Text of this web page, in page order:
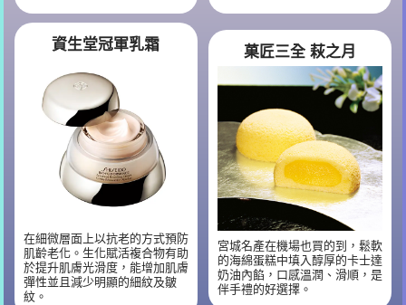
資生堂冠軍乳霜
在細微層面上以抗老的方式預防
肌齡老化。生化賦活複合物有助
於提升肌膚光滑度，能增加肌膚
彈性並且減少明顯的細紋及皺
紋。
菓匠三全 萩之月
宮城名產在機場也買的到，鬆軟
的海綿蛋糕中填入醇厚的卡士達
奶油內餡，口感溫潤、滑順，是
伴手禮的好選擇。